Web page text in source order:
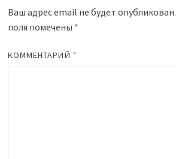
Ваш адрес email не будет опубликован.
поля помечены *
КОММЕНТАРИЙ *